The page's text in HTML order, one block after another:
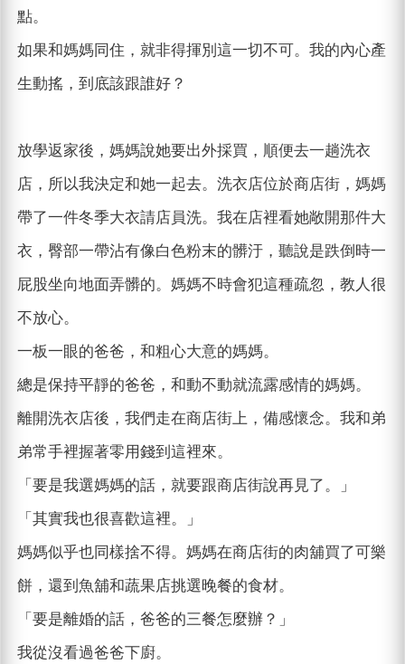
點。
如果和媽媽同住，就非得揮別這一切不可。我的內心產
生動搖，到底該跟誰好？
放學返家後，媽媽說她要出外採買，順便去一趟洗衣
店，所以我決定和她一起去。洗衣店位於商店街，媽媽
帶了一件冬季大衣請店員洗。我在店裡看她敞開那件大
衣，臀部一帶沾有像白色粉末的髒汙，聽說是跌倒時一
屁股坐向地面弄髒的。媽媽不時會犯這種疏忽，教人很
不放心。
一板一眼的爸爸，和粗心大意的媽媽。
總是保持平靜的爸爸，和動不動就流露感情的媽媽。
離開洗衣店後，我們走在商店街上，備感懷念。我和弟
弟常手裡握著零用錢到這裡來。
「要是我選媽媽的話，就要跟商店街說再見了。」
「其實我也很喜歡這裡。」
媽媽似乎也同樣捨不得。媽媽在商店街的肉舖買了可樂
餅，還到魚舖和蔬果店挑選晚餐的食材。
「要是離婚的話，爸爸的三餐怎麼辦？」
我從沒看過爸爸下廚。